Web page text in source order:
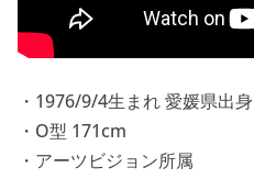
・1976/9/4生まれ 愛媛県出身
・O型 171cm
・アーツビジョン所属